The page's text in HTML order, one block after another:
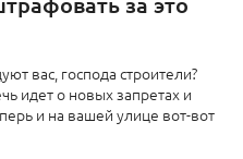
вас, господа строители?
идет о новых запретах и
и на вашей улице вот-вот